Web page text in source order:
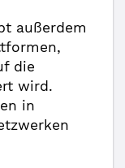
außerdem
die
wird.
in